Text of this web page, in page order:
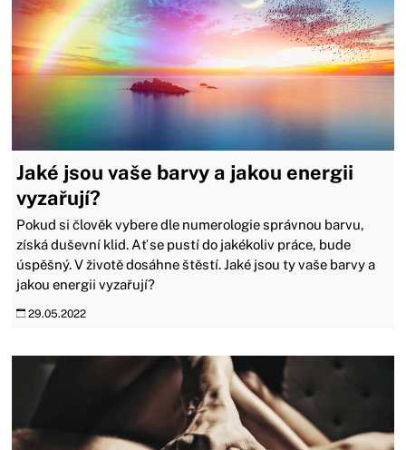
Jaké jsou vaše barvy a jakou energii
vyzařují?
Pokud si člověk vybere dle numerologie správnou barvu,
získá duševní klid. Ať se pustí do jakékoliv práce, bude
úspěšný. V životě dosáhne štěstí. Jaké jsou ty vaše barvy a
jakou energii vyzařují?
29.05.2022